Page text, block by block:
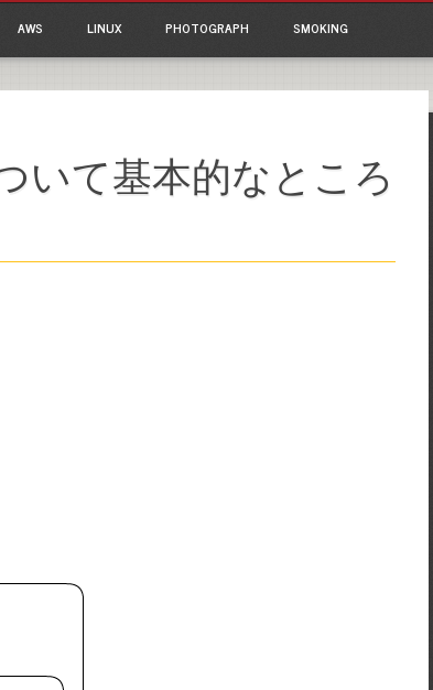
menu
AWS LINUX PHOTOGRAPH SMOKING
ついて基本的なところ